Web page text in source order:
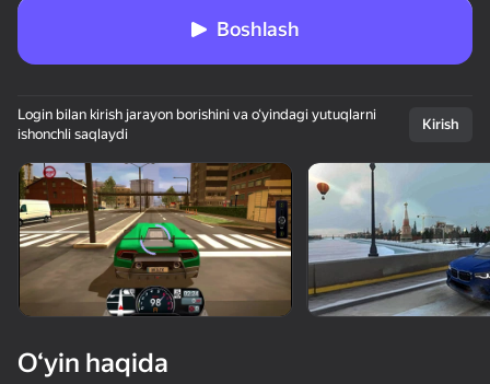
Qurilmani aylantiring
O‘yinlar faqat gorizontal
oriyentatsiyasida ishlaydi
Boshlash
Login bilan kirish jarayon borishini va o‘yindagi yutuqlarni
ishonchli saqlaydi
Kirish
O‘yin haqida